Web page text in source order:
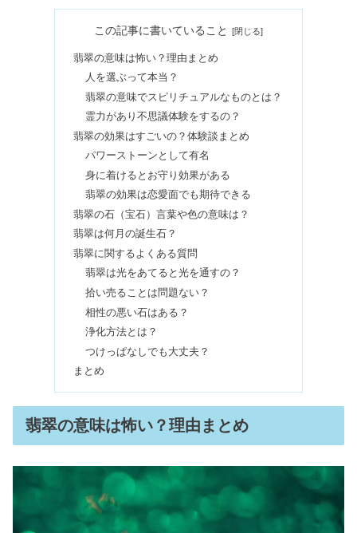
しずく玉やブレスレットの効果
ツインレイと繋がっている証拠＆二人
だけのサイン【不思議な感覚】
おみくじ凶は運がいい？スピリチュア
ルな内容&引いた人の確率
ゲッターズ飯田の携帯番号占い｜悪い
場合＆名前・生年月日との違い
金星人プラスは性格が悪い？2023＆
2024の年表｜霊合星人は？
ツインレイとは？特徴・確認方法｜公
にしてはいけないの？
お祓いをした方がいい人とは？人生が
変わった&効果は本当？
この記事に書いていること
翡翠の意味は怖い？理由まとめ
人を選ぶって本当？
翡翠の意味でスピリチュアルなものとは？
霊力があり不思議体験をするの？
翡翠の効果はすごいの？体験談まとめ
パワーストーンとして有名
身に着けるとお守り効果がある
翡翠の効果は恋愛面でも期待できる
翡翠の石（宝石）言葉や色の意味は？
翡翠は何月の誕生石？
翡翠に関するよくある質問
翡翠は光をあてると光を通すの？
拾い売ることは問題ない？
相性の悪い石はある？
浄化方法とは？
つけっぱなしでも大丈夫？
まとめ
翡翠の意味は怖い？理由まとめ